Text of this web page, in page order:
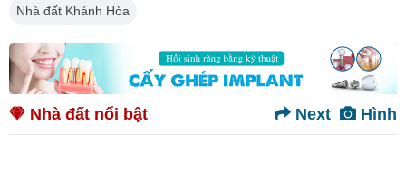
Nhà đất Khánh Hòa
Nhà đất nổi bật Hình
Next